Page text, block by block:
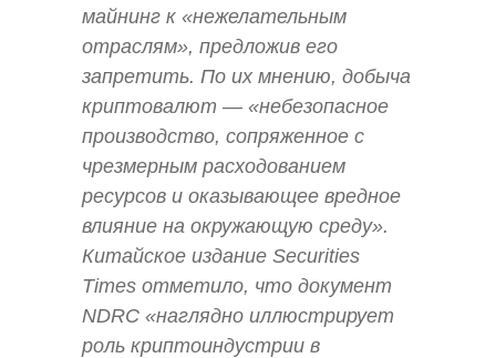
майнинг к «нежелательным
отраслям», предложив его
запретить. По их мнению, добыча
криптовалют — «небезопасное
производство, сопряженное с
чрезмерным расходованием
ресурсов и оказывающее вредное
влияние на окружающую среду».
Китайское издание Securities
Times отметило, что документ
NDRC «наглядно иллюстрирует
роль криптоиндустрии в